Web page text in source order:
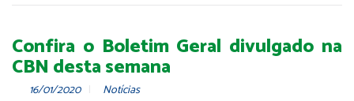
Confira o Boletim Geral divulgado na
CBN desta semana
16/01/2020 Notícias